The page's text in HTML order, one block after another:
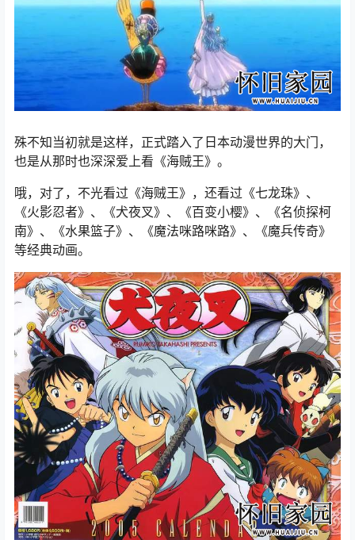
殊不知当初就是这样，正式踏入了日本动漫世界的大门，
也是从那时也深深爱上看《海贼王》。
哦，对了，不光看过《海贼王》，还看过《七龙珠》、
《火影忍者》、《犬夜叉》、《百变小樱》、《名侦探柯
南》、《水果篮子》、《魔法咪路咪路》、《魔兵传奇》
等经典动画。